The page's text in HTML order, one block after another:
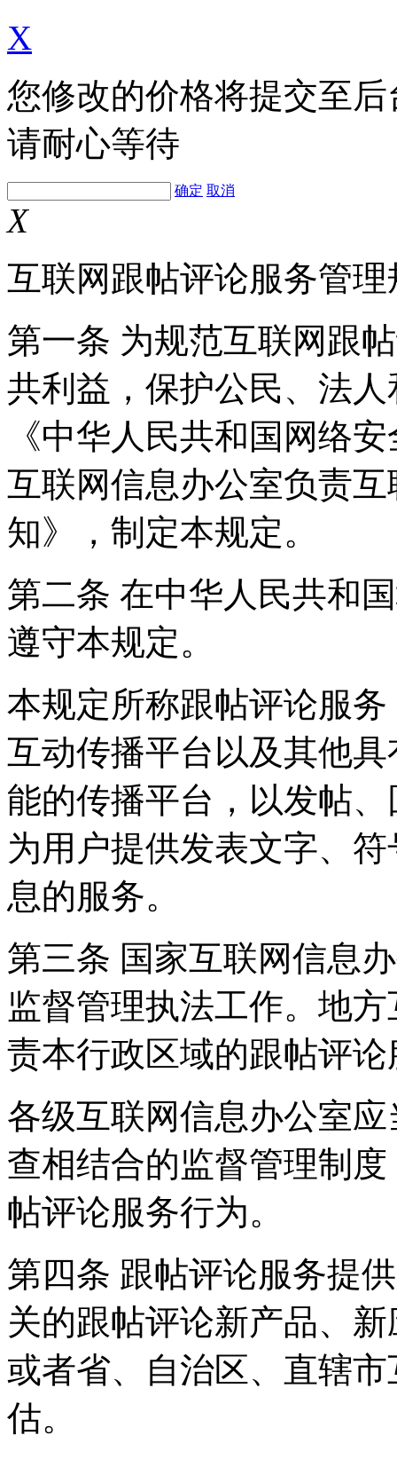
X
您修改的价格将提交至
请耐心等待
确定 取消
X
互联网跟帖评论服务管理
第一条 为规范互联网跟
共利益，保护公民、法
《中华人民共和国网络
互联网信息办公室负责
知》，制定本规定。
第二条 在中华人民共和
遵守本规定。
本规定所称跟帖评论服
互动传播平台以及其他
能的传播平台，以发帖
为用户提供发表文字、
息的服务。
第三条 国家互联网信息
监督管理执法工作。地
责本行政区域的跟帖评
各级互联网信息办公室
查相结合的监督管理制
帖评论服务行为。
第四条 跟帖评论服务提
关的跟帖评论新产品、
或者省、自治区、直辖
估。